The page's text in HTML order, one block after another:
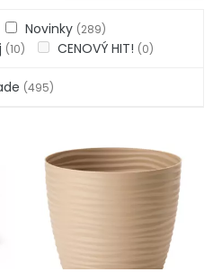
Novinky (289)
(10) CENOVÝ HIT! (0)
(495)